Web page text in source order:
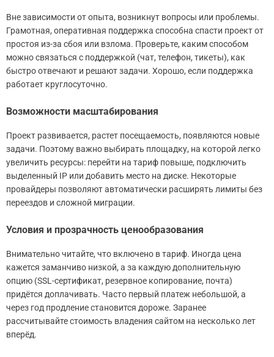
Вне зависимости от опыта, возникнут вопросы или проблемы.
Грамотная, оперативная поддержка способна спасти проект от
простоя из-за сбоя или взлома. Проверьте, каким способом
можно связаться с поддержкой (чат, телефон, тикеты), как
быстро отвечают и решают задачи. Хорошо, если поддержка
работает круглосуточно.
Возможности масштабирования
Проект развивается, растет посещаемость, появляются новые
задачи. Поэтому важно выбирать площадку, на которой легко
увеличить ресурсы: перейти на тариф повыше, подключить
выделенный IP или добавить место на диске. Некоторые
провайдеры позволяют автоматически расширять лимиты без
переездов и сложной миграции.
Условия и прозрачность ценообразования
Внимательно читайте, что включено в тариф. Иногда цена
кажется заманчиво низкой, а за каждую дополнительную
опцию (SSL-сертификат, резервное копирование, почта)
придётся доплачивать. Часто первый платеж небольшой, а
через год продление становится дороже. Заранее
рассчитывайте стоимость владения сайтом на несколько лет
вперёд.